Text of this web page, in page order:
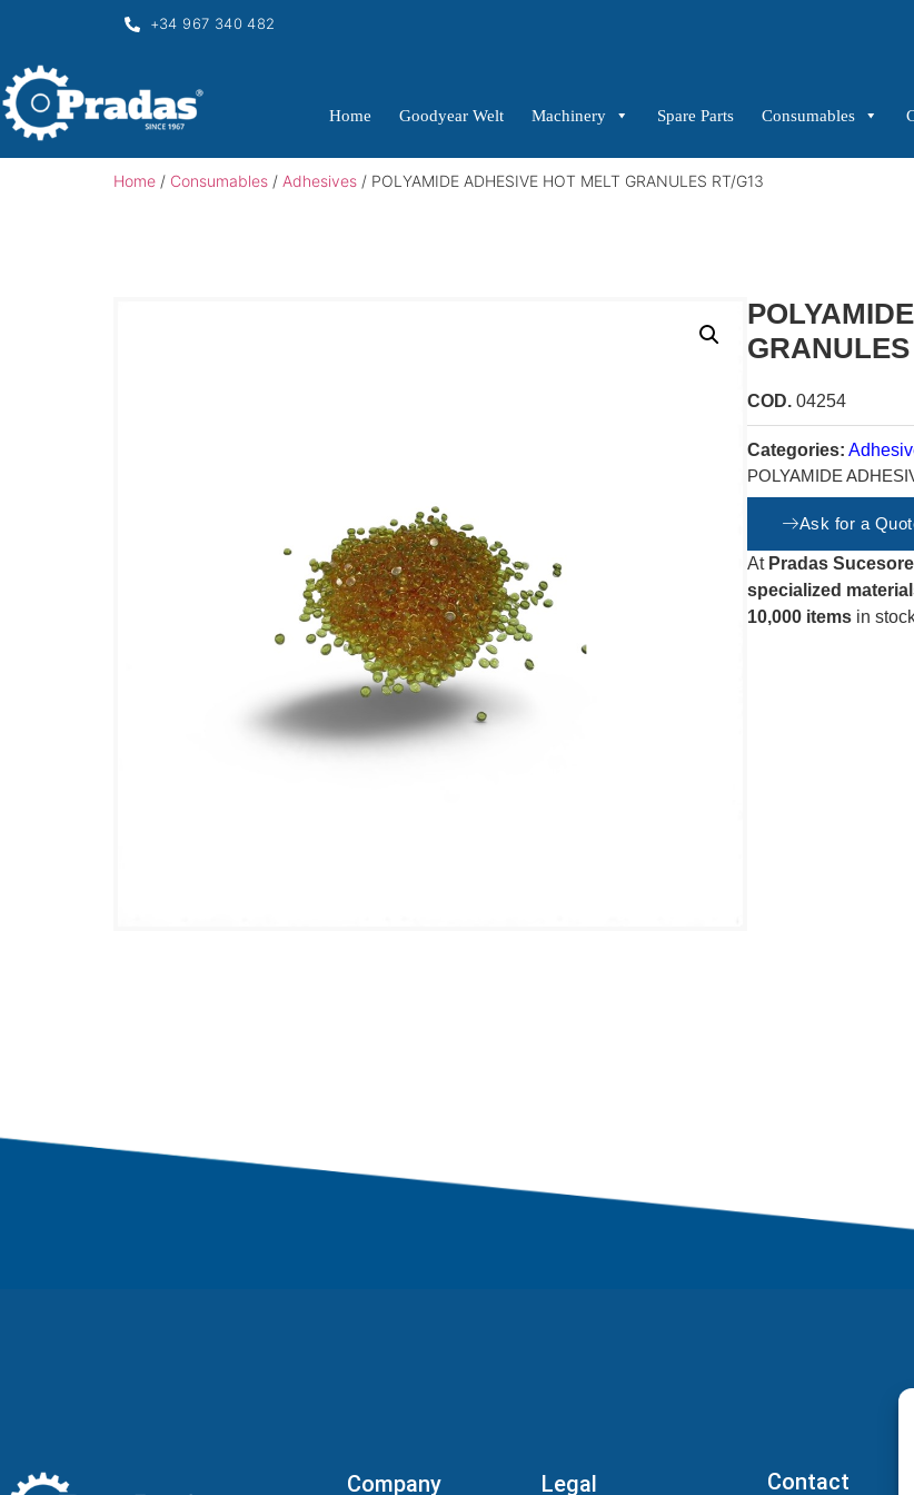
+34 967 340 482
Home Goodyear Welt Machinery Spare Parts Consumables
Home / Consumables / Adhesives / POLYAMIDE ADHESIVE HOT MELT GRANULES RT/G13
COD. 04254
Categories:
POLYAMIDE
Ask for a
At Pradas
specialized
10,000 items in
Company Legal Contact